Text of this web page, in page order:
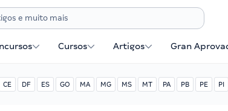
Cursos Artigos Gran
CE DF ES GO MA MG MS MT PA PB PE PI